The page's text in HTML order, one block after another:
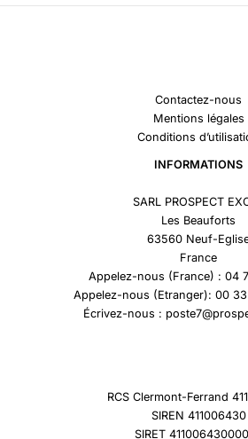
Contactez-nous
Mentions légales
Conditions
INFORMATIONS
SARL PROSPECT
Les Beauforts
63560 Neuf-
France
Appelez-nous (France) : 04
Appelez-nous (Etranger): 00
Écrivez-nous :
RCS Clermont-Ferrand
SIREN 411006430
SIRET